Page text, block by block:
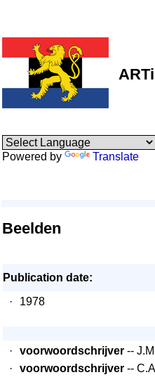
Powered by Translate
Beelden
Publication date:
·
1978
· voorwoordschrijver --
·
voorwoordschrijver --